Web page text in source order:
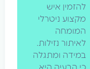
איש